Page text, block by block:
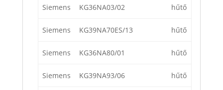
Siemens KG36NA03/02 hűtő
Siemens KG39NA70ES/13 hűtő
Siemens KG36NA80/01 hűtő
Siemens KG39NA93/06 hűtő